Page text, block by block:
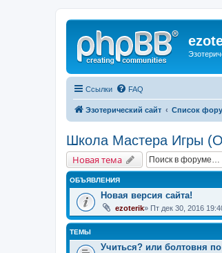
Ссылки FAQ
Эзотерический сайт Список
Школа Мастера Игры
Новая тема
ОБЪЯВЛЕНИЯ
Новая версия сайта!
ezoterik» Пт дек 30, 2016
ТЕМЫ
Учиться? или болтовня